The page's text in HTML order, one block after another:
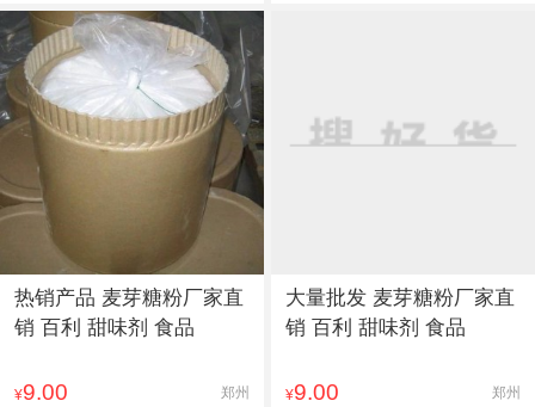
热销产品 麦芽糖粉厂家直
销 百利 甜味剂 食品
¥9.00 郑州
大量批发 麦芽糖粉厂家直
销 百利 甜味剂 食品
¥9.00 郑州